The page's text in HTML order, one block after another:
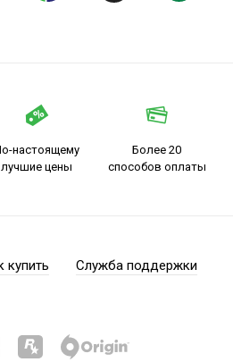
настоящему
лучшие цены
Более 20
способов оплаты
купить Служба поддержки